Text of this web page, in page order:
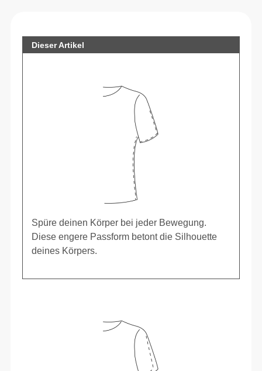
Dieser Artikel
Spüre deinen Körper bei jeder Bewegung.
Diese engere Passform betont die Silhouette
deines Körpers.